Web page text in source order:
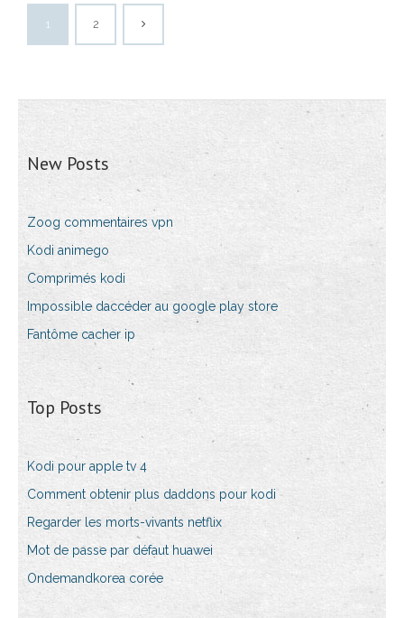
1 2
New Posts
Zoog commentaires vpn
Kodi animego
Comprimés kodi
Impossible daccéder au google play store
Fantôme cacher ip
Top Posts
Kodi pour apple tv 4
Comment obtenir plus daddons pour kodi
Regarder les morts-vivants netflix
Mot de passe par défaut huawei
Ondemandkorea corée